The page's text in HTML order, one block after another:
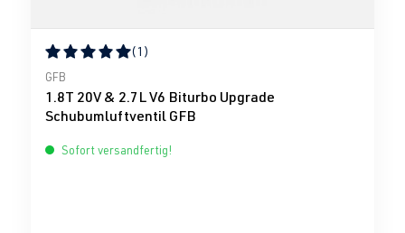
Durchschnittliche Bewertung von 5 von 5 Sternen
(1)
GFB
1.8T 20V & 2.7L V6 Biturbo Upgrade
Schubumluftventil GFB
Sofort versandfertig!